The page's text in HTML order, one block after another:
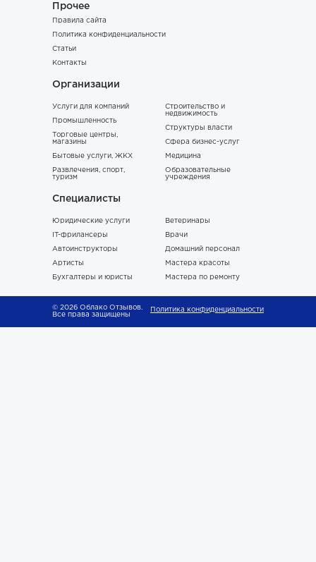
Прочее
Правила сайта
Политика конфиденциальности
Статьи
Контакты
Организации
Услуги для компаний
Промышленность
Торговые центры,
магазины
Бытовые услуги, ЖКХ
Развлечения, спорт,
туризм
Строительство и
недвижимость
Структуры власти
Сфера бизнес-услуг
Медицина
Образовательные
учреждения
Специалисты
Юридические услуги
IT-фрилансеры
Автоинструкторы
Артисты
Бухгалтеры и юристы
Ветеринары
Врачи
Домашний персонал
Мастера красоты
Мастера по ремонту
© 2026 Облако Отзывов.
Все права защищены
Политика конфиденциальности